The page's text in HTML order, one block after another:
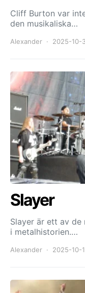
Cliff Burton var
den musikaliska…
Alexander 2025-10-
Slayer
Slayer är ett av de
i metalhistorien.…
Alexander 2025-10-